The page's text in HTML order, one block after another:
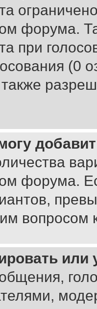
форума.
при
(0
форума.
вопросом